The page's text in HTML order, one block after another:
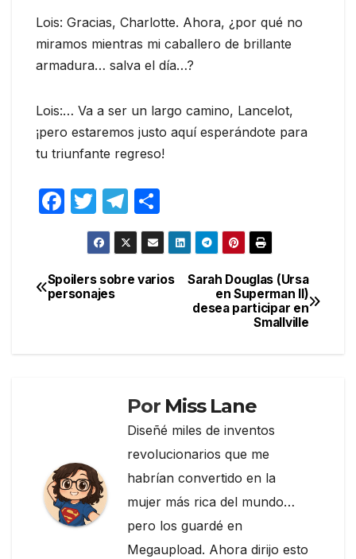
Lois: Gracias, Charlotte. Ahora, ¿por qué no
miramos mientras mi caballero de brillante
armadura… salva el día…?
Lois:… Va a ser un largo camino, Lancelot,
¡pero estaremos justo aquí esperándote para
tu triunfante regreso!
F
e
b
T
w
itt
er
T
el
e
gr
o
m
p
Navegación
Sarah Douglas (Ursa
en Superman II)
desea participar en
Smallville
Spoilers sobre varios
personajes
Por Miss Lane
Diseñé miles de inventos
revolucionarios que me
habrían convertido en la
mujer más rica del mundo…
pero los guardé en
Megaupload. Ahora dirijo esto